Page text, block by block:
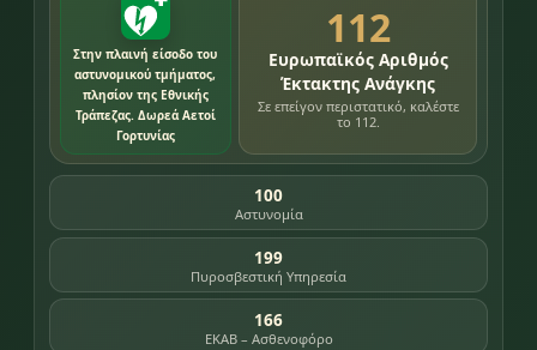
Στην πλαινή είσοδο του
αστυνομικού τμήματος,
πλησίον της Εθνικής
Τράπεζας. Δωρεά Αετοί
Γορτυνίας
112
Ευρωπαϊκός Αριθμός
Έκτακτης Ανάγκης
Σε επείγον περιστατικό, καλέστε
το 112.
100
Αστυνομία
199
Πυροσβεστική Υπηρεσία
166
ΕΚΑΒ – Ασθενοφόρο